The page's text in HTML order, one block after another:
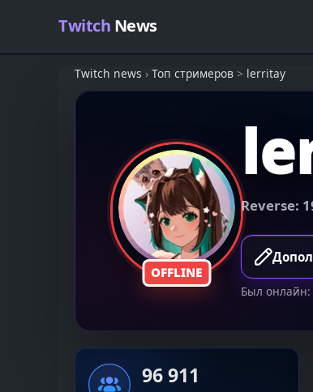
Twitch News
Twitch news › Топ стримеров > lerritay
OFFLINE
Reverse:
Был онлайн:
96 911